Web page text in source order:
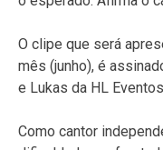
O clipe que será
mês (junho), é
e Lukas da HL
Como cantor